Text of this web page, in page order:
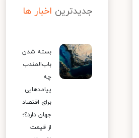
جدیدترین اخبار ها
بسته شدن
باب‌المندب
چه
پیامدهایی
برای اقتصاد
جهان دارد؟؛
از قیمت